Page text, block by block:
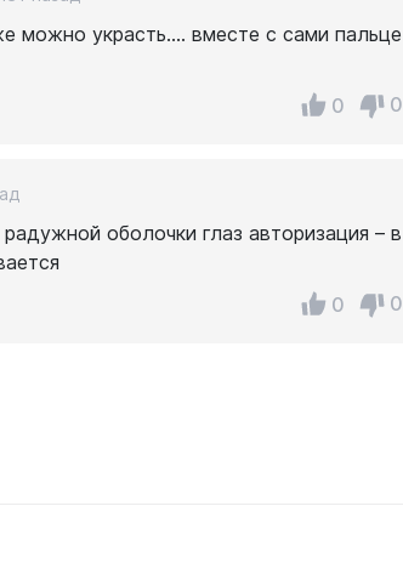
можно украсть…. вместе с сами пальце
0 0
оболочки глаз авторизация – в
0 0